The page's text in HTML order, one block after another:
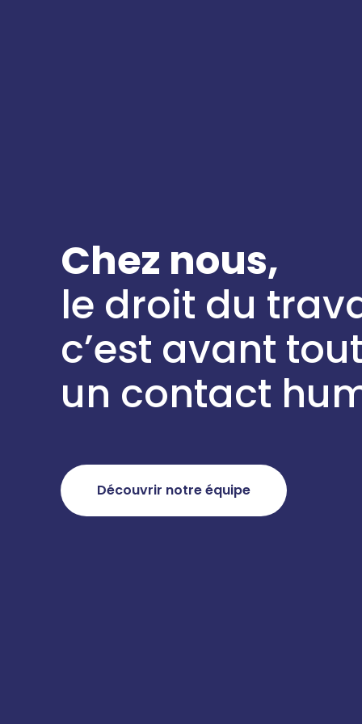
Chez nous,
le droit du
c’est avant
un contact
Découvrir notre équipe